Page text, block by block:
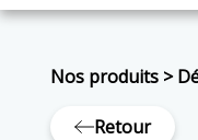
Nos produits>
Retour